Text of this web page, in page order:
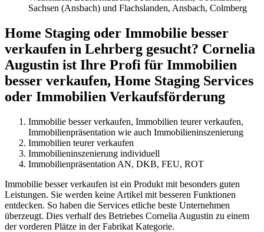
Sachsen (Ansbach) und Flachslanden, Ansbach, Colmberg
Home Staging oder Immobilie besser
verkaufen in Lehrberg gesucht? Cornelia
Augustin ist Ihre Profi für Immobilien
besser verkaufen, Home Staging Services
oder Immobilien Verkaufsförderung
Immobilie besser verkaufen, Immobilien teurer verkaufen,
Immobilienpräsentation wie auch Immobilieninszenierung
Immobilien teurer verkaufen
Immobilieninszenierung individuell
Immobilienpräsentation AN, DKB, FEU, ROT
Immobilie besser verkaufen ist ein Produkt mit besonders guten
Leistungen. Sie werden keine Artikel mit besseren Funktionen
entdecken. So haben die Services etliche beste Unternehmen
überzeugt. Dies verhalf des Betriebes Cornelia Augustin zu einem
der vorderen Plätze in der Fabrikat Kategorie.